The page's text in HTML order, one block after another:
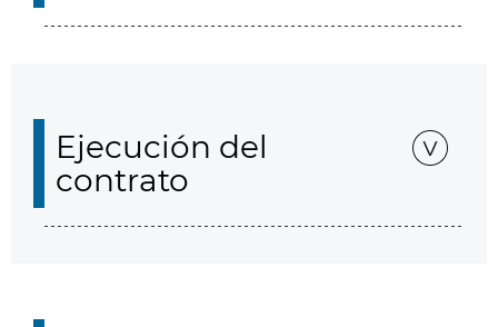
Ejecución del
contrato